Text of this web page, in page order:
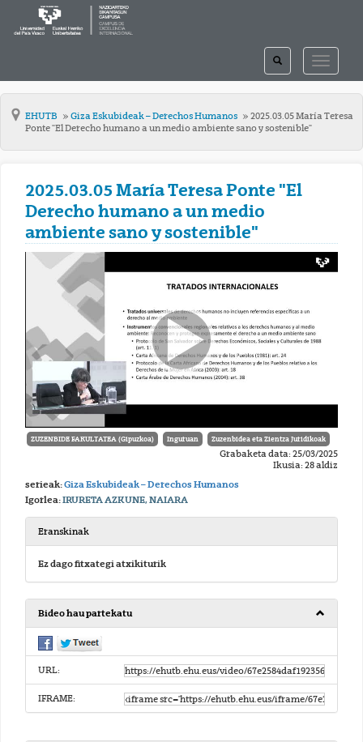
TOGGLE
TOGGLE
SEARCH
EHUTB Giza Eskubideak – Derechos Humanos
2025.03.05 María Teresa
Ponte "El Derecho humano a un medio ambiente sano y sostenible"
2025.03.05 María Teresa Ponte "El
Derecho humano a un medio
ambiente sano y sostenible"
ZUZENBIDE FAKULTATEA (Gipuzkoa) Inguruan Zuzenbidea eta Zientza Juridikoak
Grabaketa data: 25/03/2025
Ikusia: 28 aldiz
serieak:Giza Eskubideak – Derechos Humanos
Igorlea:IRURETA AZKUNE, NAIARA
Eranskinak
Ez dago fitxategi atxikiturik
Bideo hau partekatu
URL:
IFRAME: